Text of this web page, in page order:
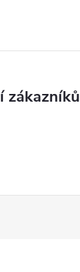
zákazníků